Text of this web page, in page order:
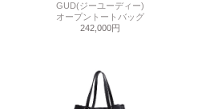
GUD(ジーユーディー)
オープントートバッグ
242,000円